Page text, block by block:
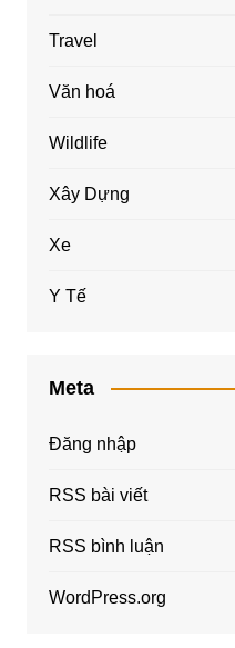
Travel
Văn hoá
Wildlife
Xây Dựng
Xe
Y Tế
Meta
Đăng nhập
RSS bài viết
RSS bình luận
WordPress.org